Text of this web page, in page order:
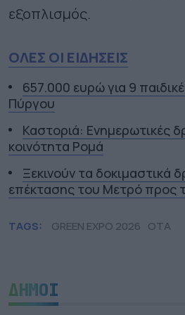
εξοπλισμός.
ΟΛΕΣ ΟΙ ΕΙΔΗΣΕΙΣ
657.000 ευρώ για 9
Πύργου
Καστοριά: Ενημερωτικές
κοινότητα Ρομά
Ξεκινούν τα δοκιμαστικά
επέκτασης του Μετρό προς
TAGS: GREEN EXPO 2026 ΟΤΑ
ΔΗΜΟΙ